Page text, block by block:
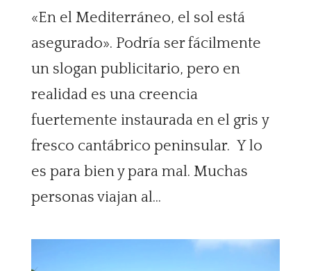
«En el Mediterráneo, el sol está
asegurado». Podría ser fácilmente
un slogan publicitario, pero en
realidad es una creencia
fuertemente instaurada en el gris y
fresco cantábrico peninsular. Y lo
es para bien y para mal. Muchas
personas viajan al...